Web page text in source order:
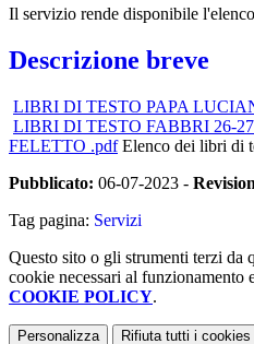
Il servizio rende disponibile
Descrizione breve
LIBRI DI TESTO PAPA
LIBRI DI TESTO FABBRI 26-
FELETTO .pdfElenco dei libri di
Pubblicato: 06-07-2023 -
Tag pagina: Servizi
Questo sito o gli strumenti terzi da
cookie necessari al
COOKIE POLICY.
Personalizza Rifiuta tutti i cookies